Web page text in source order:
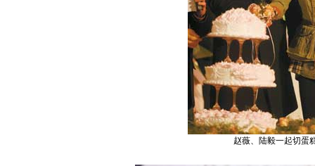
赵薇、陆毅一起切蛋